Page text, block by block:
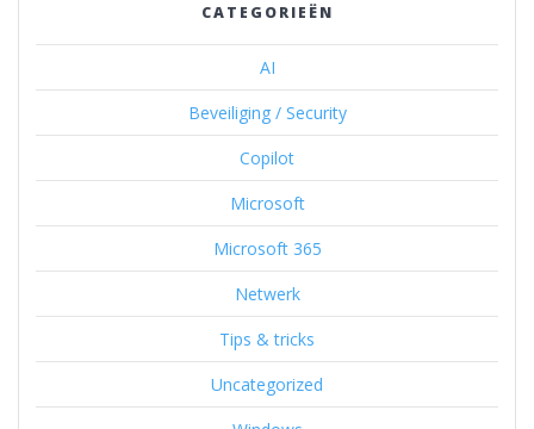
CATEGORIEËN
AI
Beveiliging / Security
Copilot
Microsoft
Microsoft 365
Netwerk
Tips & tricks
Uncategorized